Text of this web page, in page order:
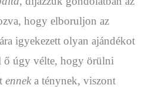
hogy elboruljon az
igyekezett olyan ajándékot
ő úgy vélte, hogy örülni
enneka ténynek, viszont